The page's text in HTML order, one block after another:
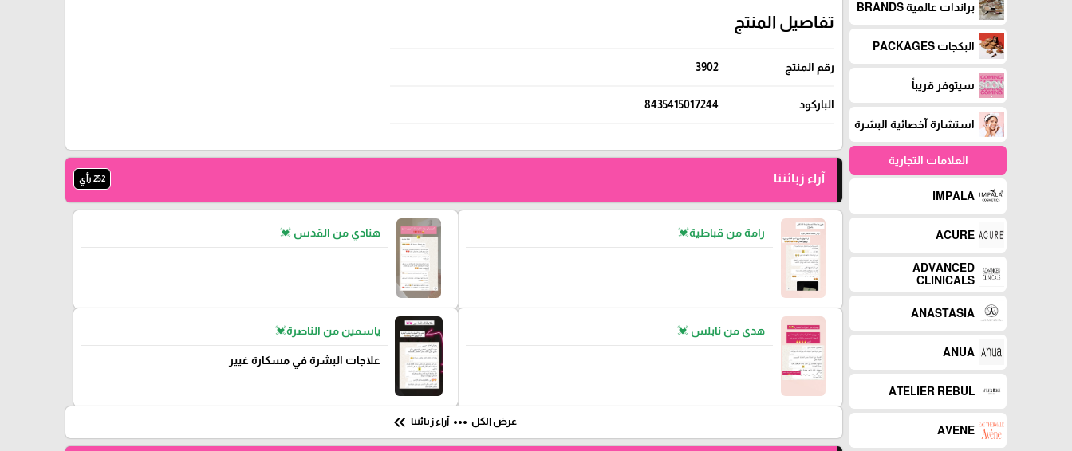
براندات عالمية BRANDS
البكجات PACKAGES
سيتوفر قريباً
استشارة آخصائية البشرة
العلامات التجارية
IMPALA
ACURE
ADVANCED
CLINICALS
ANASTASIA
ANUA
ATELIER REBUL
AVENE
تفاصيل المنتج
رقم المنتج 3902
الباركود 8435415017244
آراء زبائننا 252 رأي
رامة من قباطية💓 هنادي من القدس 💓
هدى من نابلس 💓 ياسمين من الناصرة💓
علاجات البشرة في مسكارة غيير
عرض الكل more_horiz آراء زبائننا keyboard_double_arrow_left